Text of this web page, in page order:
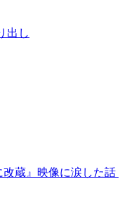
出し
改蔵』映像に涙した話